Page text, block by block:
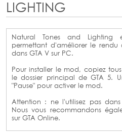
LIGHTING
Natural Tones and Lighting
permettant d'améliorer le rendu
dans GTA V sur PC.
Pour installer le mod, copiez
le dossier principal de GTA 5.
"Pause" pour activer le mod.
Attention : ne l'utilisez pas
Nous vous recommandons
sur GTA Online.